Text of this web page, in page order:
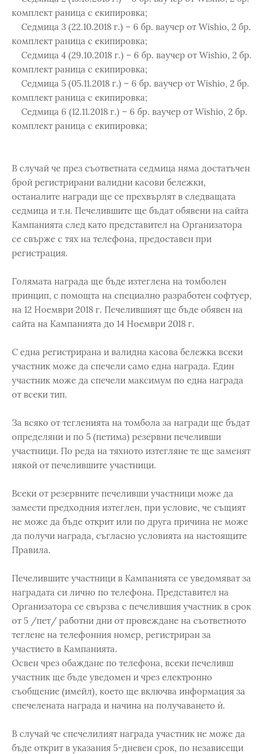
комплект раница с екипировка;
Седмица 3 (22.10.2018 г.) – 6 бр. ваучер от Wishio, 2 бр.
комплект раница с екипировка;
Седмица 4 (29.10.2018 г.) – 6 бр. ваучер от Wishio, 2 бр.
комплект раница с екипировка;
Седмица 5 (05.11.2018 г.) – 6 бр. ваучер от Wishio, 2 бр.
комплект раница с екипировка;
Седмица 6 (12.11.2018 г.) – 6 бр. ваучер от Wishio, 2 бр.
комплект раница с екипировка;
В случай че през съответната седмица няма достатъчен
брой регистрирани валидни касови бележки,
останалите награди ще се прехвърлят в следващата
седмица и т.н. Печелившите ще бъдат обявени на сайта
Кампанията след като представител на Организатора
се свърже с тях на телефона, предоставен при
регистрация.
Голямата награда ще бъде изтеглена на томболен
принцип, с помощта на специално разработен софтуер,
на 12 Ноември 2018 г. Печелившият ще бъде обявен на
сайта на Кампанията до 14 Ноември 2018 г.
С една регистрирана и валидна касова бележка всеки
участник може да спечели само една награда. Един
участник може да спечели максимум по една награда
от всеки тип.
За всяко от тегленията на томбола за награди ще бъдат
определяни и по 5 (петима) резервни печеливши
участници. По реда на тяхното изтегляне те ще заменят
някой от печелившите участници.
Всеки от резервните печеливши участници може да
замести предходния изтеглен, при условие, че същият
не може да бъде открит или по друга причина не може
да получи награда, съгласно условията на настоящите
Правила.
Печелившите участници в Кампанията се уведомяват за
наградата си лично по телефона. Представител на
Организатора се свързва с печелившия участник в срок
от 5 /пет/ работни дни от провеждане на съответното
теглене на телефонния номер, регистриран за
участието в Кампанията.
Освен чрез обаждане по телефона, всеки печеливш
участник ще бъде уведомен и чрез електронно
съобщение (имейл), което ще включва информация за
спечелената награда и начина на получаването ѝ.
В случай че спечелилият награда участник не може да
бъде открит в указания 5-дневен срок, по независещи